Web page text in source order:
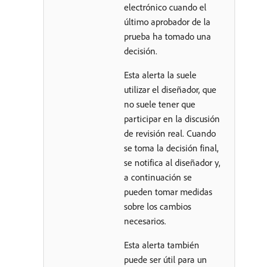
electrónico cuando el
último aprobador de la
prueba ha tomado una
decisión.
Esta alerta la suele
utilizar el diseñador, que
no suele tener que
participar en la discusión
de revisión real. Cuando
se toma la decisión final,
se notifica al diseñador y,
a continuación se
pueden tomar medidas
sobre los cambios
necesarios.
Esta alerta también
puede ser útil para un